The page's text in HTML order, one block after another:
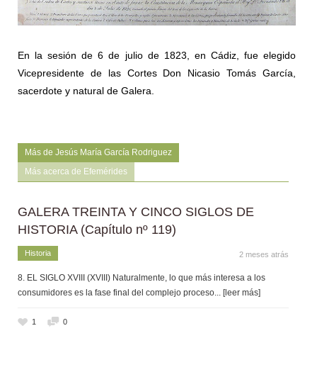
En la sesión de 6 de julio de 1823, en Cádiz, fue elegido
Vicepresidente de las Cortes Don Nicasio Tomás García,
sacerdote y natural de Galera.
Más de Jesús María García Rodriguez
Más acerca de Efemérides
GALERA TREINTA Y CINCO SIGLOS DE
HISTORIA (Capítulo nº 119)
Historia 2 meses atrás
8. EL SIGLO XVIII (XVIII) Naturalmente, lo que más interesa a los
consumidores es la fase final del complejo proceso... [leer más]
1 0